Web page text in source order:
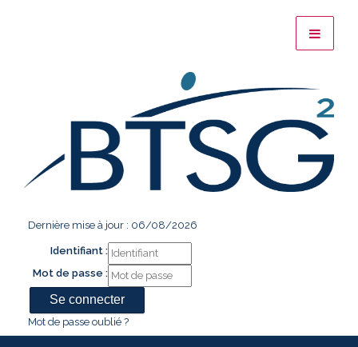
Dernière mise à jour : 06/08/2026
Identifiant :
Mot de passe :
Mot de passe oublié ?